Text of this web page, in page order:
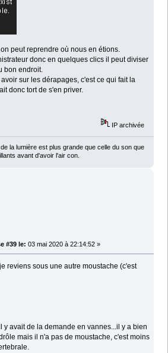
peut reprendre où nous en étions.
donc en quelques clics il peut diviser
bon endroit.
sur les dérapages, c'est ce qui fait la
donc tort de s'en priver.
IP archivée
la lumière est plus grande que celle du son que
avant d'avoir l'air con.
#39 le: 03 mai 2020 à 22:14:52 »
reviens sous une autre moustache (c'est
y avait de la demande en vannes...il y a bien
mais il n'a pas de moustache, c'est moins